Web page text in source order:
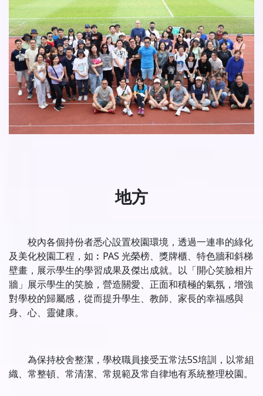
地方
校內各個持份者悉心設置校園環境，透過一連串的綠化
及美化校園工程，如︰PAS 光榮榜、獎牌櫃、特色牆和斜梯
壁畫，展示學生的學習成果及傑出成就。以「開心笑臉相片
牆」展示學生的笑臉，營造關愛、正面和積極的氣氛，增強
對學校的歸屬感，從而提升學生、教師、家長的幸福感與
身、心、靈健康。
為保持校舍整潔，學校職員接受五常法5S培訓，以常組
織、常整頓、常清潔、常規範及常自律地有系統整理校園。